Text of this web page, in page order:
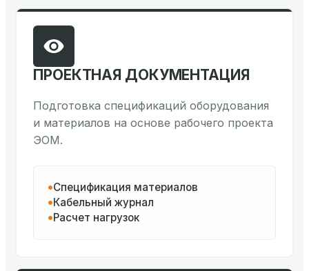
ПРОЕКТНАЯ ДОКУМЕНТАЦИЯ
Подготовка спецификаций оборудования
и материалов на основе рабочего проекта
ЭОМ.
Спецификация материалов
Кабельный журнал
Расчет нагрузок